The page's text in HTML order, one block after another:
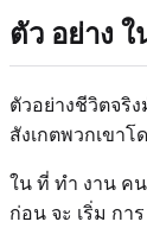
ตัว อย่าง ใ
ตัวอย่างชีวิตจริ
สังเกตพวกเขาโ
ใน ที่ ทํา งาน ค
ก่อน จะ เริ่ม กา